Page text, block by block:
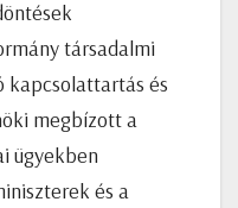
társadalmi
és
megbízott a
ügyekben
és a